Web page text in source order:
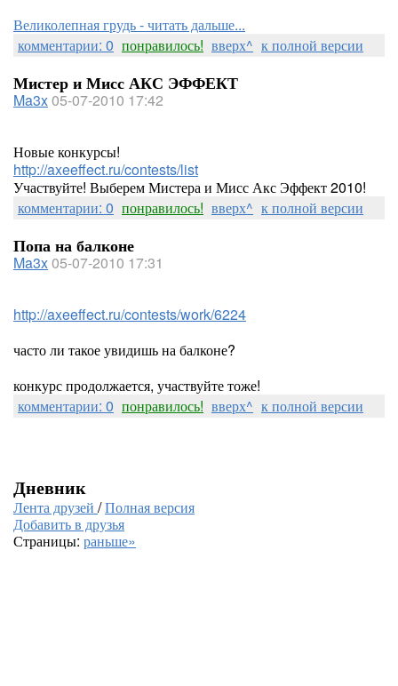
Великолепная грудь - читать дальше...
комментарии: 0 понравилось! вверх^ к полной версии
Мистер и Мисс АКС ЭФФЕКТ
Ma3x05-07-2010 17:42
Новые конкурсы!
http://axeeffect.ru/contests/list
Участвуйте! Выберем Мистера и Мисс Акс Эффект 2010!
комментарии: 0 понравилось! вверх^ к полной версии
Попа на балконе
Ma3x05-07-2010 17:31
http://axeeffect.ru/contests/work/6224
часто ли такое увидишь на балконе?
конкурс продолжается, участвуйте тоже!
комментарии: 0 понравилось! вверх^ к полной версии
Дневник
Лента друзей /Полная версия
Добавить в друзья
Страницы: раньше»